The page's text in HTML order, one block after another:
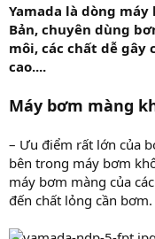
Yamada là dòng
Bản, chuyên dùng
môi, các chất dễ gây
cao....
Máy bơm màng
– Ưu điểm rất lớn của
bên trong máy bơm
máy bơm màng của
đến chất lỏng cần bơm.